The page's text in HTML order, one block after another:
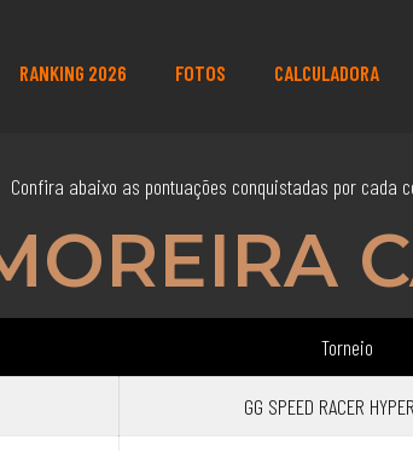
RANKING 2026 FOTOS CALCULADORA
Confira abaixo as pontuações conquistadas por cada
Torneio
GG SPEED RACER